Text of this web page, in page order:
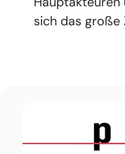
sich das große